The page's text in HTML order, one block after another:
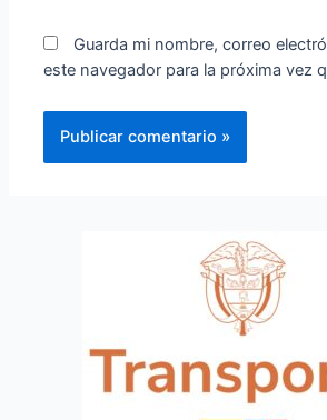
Guarda mi nombre, correo
este navegador para la próxima vez